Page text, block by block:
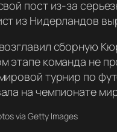
пост из-за
из Нидерландов
сборную
этапе команда не
турнир по
на чемпионате
via Getty Images